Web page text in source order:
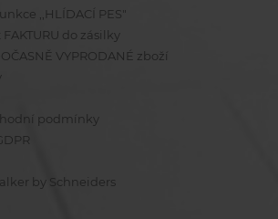
,,HLÍDACÍ PES"
do zásilky
VYPRODANÉ zboží
podmínky
by Schneiders